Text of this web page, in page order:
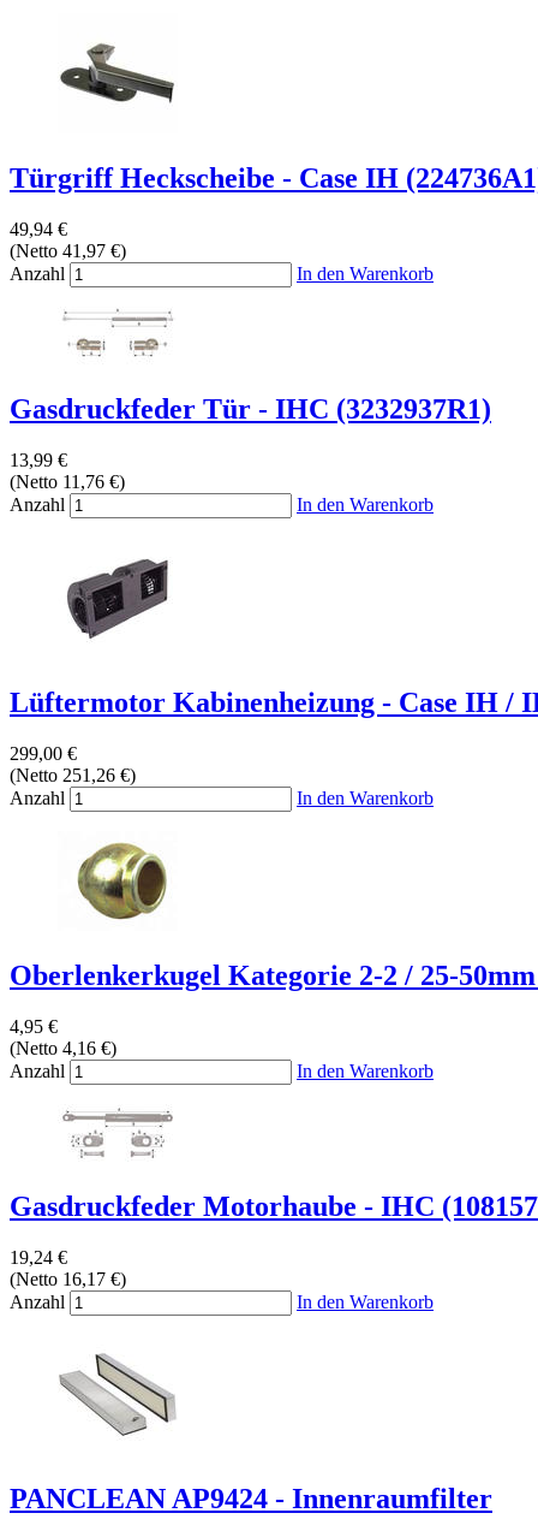
Türgriff Heckscheibe - Case IH
49,94 €
(Netto 41,97 €)
Anzahl
In den Warenkorb
Gasdruckfeder Tür - IHC (3232937R1)
13,99 €
(Netto 11,76 €)
Anzahl
In den Warenkorb
Lüftermotor Kabinenheizung - Case IH /
299,00 €
(Netto 251,26 €)
Anzahl
In den Warenkorb
Oberlenkerkugel Kategorie 2-2 / 25-
4,95 €
(Netto 4,16 €)
Anzahl
In den Warenkorb
Gasdruckfeder Motorhaube - IHC
19,24 €
(Netto 16,17 €)
Anzahl
In den Warenkorb
PANCLEAN AP9424 - Innenraumfilter